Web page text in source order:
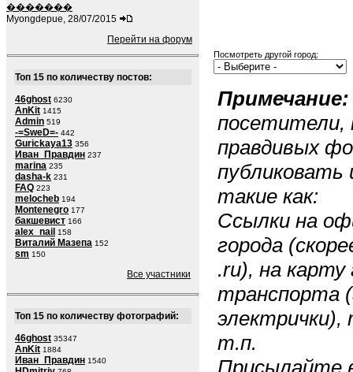
�������
Myongdepue, 28/07/2015
Перейти на форум
Топ 15 по количеству постов:
46ghost 6230
AnKit 1415
Admin 519
-=SweD=- 442
Gurickaya13 356
Иван_Правдин 237
marina 235
dasha-k 231
FAQ 223
melocheb 194
Montenegro 177
бакшевист 166
alex_nail 158
Виталий Мазепа 152
sm 150
Все участники
Топ 15 по количеству фотографий:
46ghost 35347
AnKit 1884
Иван_Правдин 1540
Посмотреть другой город:
Примечание:
посетители,
правдивых
публиковать
такие как:
Ссылки на
города
.ru), на карту
транспорта
т.п.
Присылайте